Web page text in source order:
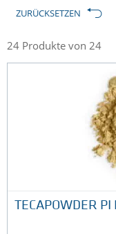
ZURÜCKSETZEN
24 Produkte von 24
TECAPOWDER